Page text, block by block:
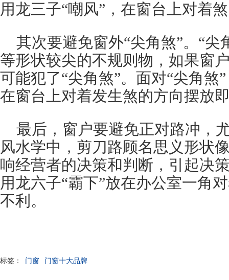
用龙三子“嘲风”，在窗台上对着
其次要避免窗外“尖角煞”。“尖
等形状较尖的不规则物，如果窗
可能犯了“尖角煞”。面对“尖角煞
在窗台上对着发生煞的方向摆放
最后，窗户要避免正对路冲，
风水学中，剪刀路顾名思义形状
响经营者的决策和判断，引起决
用龙六子“霸下”放在办公室一角
不利。
标签： 门窗 门窗十大品牌